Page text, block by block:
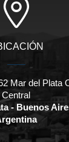
Mar del Plata
Central
- Buenos